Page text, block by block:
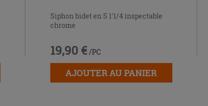
Siphon bidet en S 1'1/4 inspectable
chrome
19,90 € /PC
AJOUTER AU PANIER